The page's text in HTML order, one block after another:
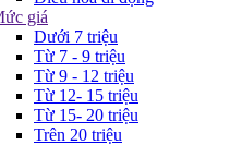
giá
Dưới 7 triệu
Từ 7 - 9 triệu
Từ 9 - 12 triệu
Từ 12- 15 triệu
Từ 15- 20 triệu
Trên 20 triệu